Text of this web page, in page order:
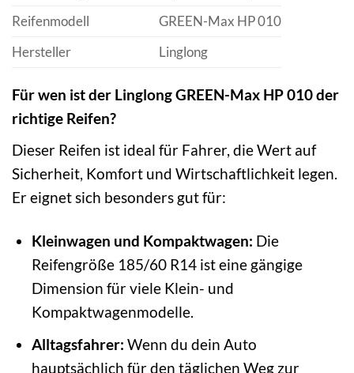
Reifenmodell
GREEN-Max HP 010
Hersteller
Linglong
Für wen ist der Linglong GREEN-Max HP 010 der
richtige Reifen?
Dieser Reifen ist ideal für Fahrer, die Wert auf
Sicherheit, Komfort und Wirtschaftlichkeit legen.
Er eignet sich besonders gut für:
Kleinwagen und Kompaktwagen: Die
Reifengröße 185/60 R14 ist eine gängige
Dimension für viele Klein- und
Kompaktwagenmodelle.
Alltagsfahrer: Wenn du dein Auto
hauptsächlich für den täglichen Weg zur